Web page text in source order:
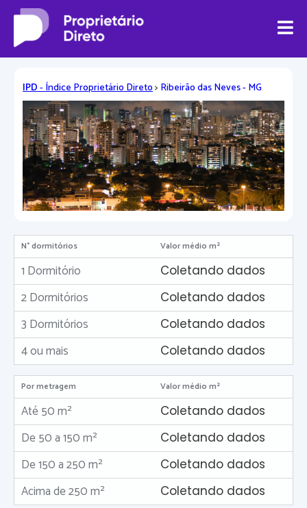
IPD- Índice Proprietário Direto> Ribeirão das Neves - MG
N° dormitórios Valor médio m²
1 Dormitório Coletando dados
2 Dormitórios Coletando dados
3 Dormitórios Coletando dados
4 ou mais Coletando dados
Por metragem Valor médio m²
Até 50 m² Coletando dados
De 50 a 150 m² Coletando dados
De 150 a 250 m² Coletando dados
Acima de 250 m² Coletando dados